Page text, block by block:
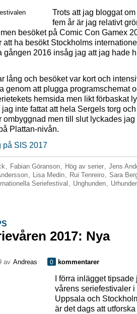
Trots att jag bloggat
fem år är jag relativt
besöket på Comic Con Gamex
att ha besökt Stockholms
gången 2016 insåg jag att jag hade
lång och besöket var kort och
genom att plugga programschemat
hemsida men likt förbaskat
inte fattat att hela Sergels torg
ombyggnad men till slut lyckades jag
Plattan-nivån.
på SIS 2017
, Fabian Göranson, Hög av serier, Jens
, Lisa Medin, Rui Tenreiro, Sara
Seriefestival , Unghunden,
2017: Nya
av Andreas 0 kommentarer
I förra inlägget tipsade
vårens seriefestivaler i
Uppsala och
är det dags att